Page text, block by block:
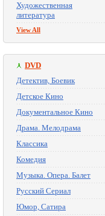
Художественная
литература
View All
DVD
Детектив, Боевик
Детское Кино
Документальное Кино
Драма. Мелодрама
Классика
Комедия
Музыка. Опера. Балет
Русский Сериал
Юмор, Сатира